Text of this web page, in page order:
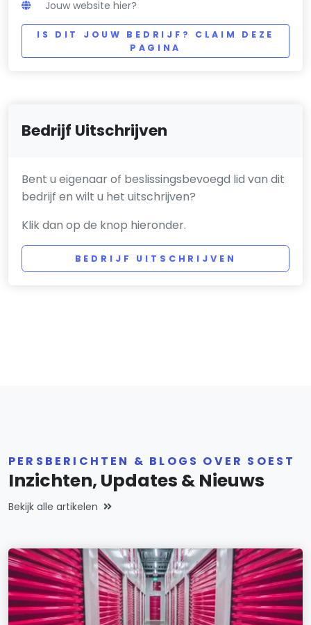
Jouw website hier?
IS DIT JOUW BEDRIJF? CLAIM DEZE
PAGINA
Bedrijf Uitschrijven
Bent u eigenaar of beslissingsbevoegd lid van dit
bedrijf en wilt u het uitschrijven?
Klik dan op de knop hieronder.
BEDRIJF UITSCHRIJVEN
PERSBERICHTEN & BLOGS OVER SOEST
Inzichten, Updates & Nieuws
Bekijk alle artikelen